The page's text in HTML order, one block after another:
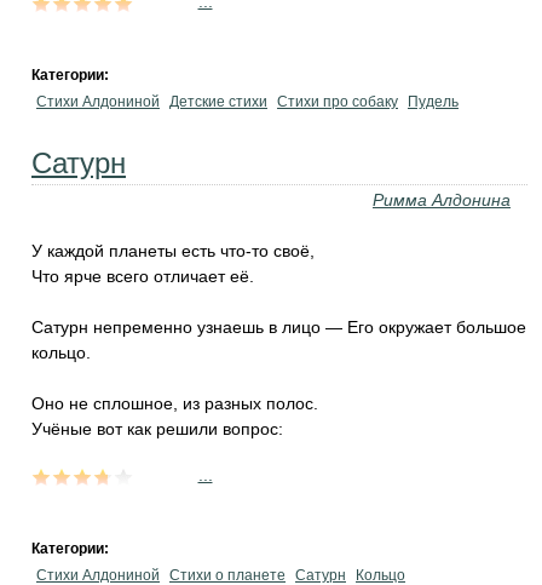
Категории:
Стихи Алдониной
Детские стихи Стихи про собаку Пудель
Сатурн
Римма Алдонина
У каждой планеты есть что-то своё,
Что ярче всего отличает её.
Сатурн непременно узнаешь в лицо — Его окружает большое
кольцо.
Оно не сплошное, из разных полос.
Учёные вот как решили вопрос:
Категории:
Стихи Алдониной
Стихи о планете Сатурн
Кольцо